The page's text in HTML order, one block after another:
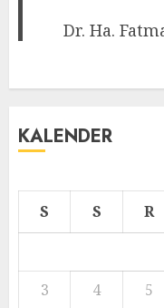
Dr. Ha.
KALENDER
S S R
3
4 5